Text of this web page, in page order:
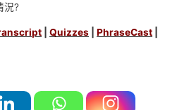
況?
|Quizzes |PhraseCast